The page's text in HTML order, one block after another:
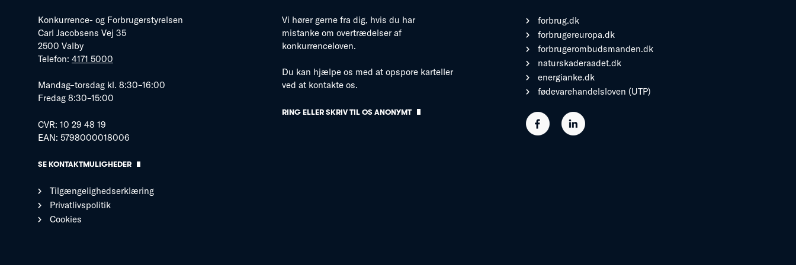
Konkurrence- og Forbrugerstyrelsen
Carl Jacobsens Vej 35
2500 Valby
Telefon: 4171 5000
Mandag–torsdag kl. 8:30–16:00
Fredag 8:30–15:00
CVR: 10 29 48 19
EAN: 5798000018006
SE KONTAKTMULIGHEDER
Tilgængelighedserklæring
Privatlivspolitik
Cookies
Vi hører gerne fra dig, hvis du har
mistanke om overtrædelser af
konkurrenceloven.
Du kan hjælpe os med at opspore karteller
ved at kontakte os.
RING ELLER SKRIV TIL OS ANONYMT
forbrug.dk
forbrugereuropa.dk
forbrugerombudsmanden.dk
naturskaderaadet.dk
energianke.dk
fødevarehandelsloven (UTP)